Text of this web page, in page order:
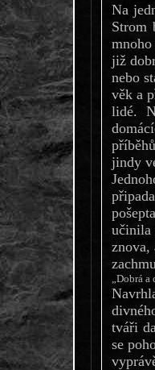
Na
Strom
již
nebo
věk a
lidé.
jindy
„Dobrá
tváři
se